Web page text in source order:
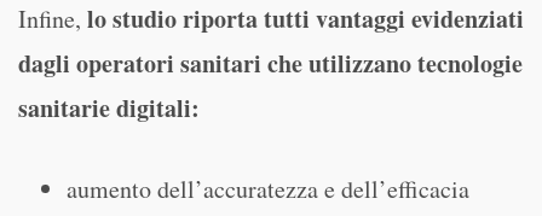
Infine, lo studio riporta tutti vantaggi evidenziati
dagli operatori sanitari che utilizzano tecnologie
sanitarie digitali:
aumento dell’accuratezza e dell’efficacia